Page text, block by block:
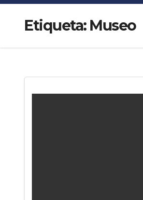
Etiqueta: Museo